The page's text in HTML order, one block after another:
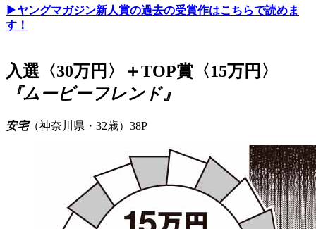
▶ヤングマガジン新人賞の過去の受賞作はこちらで読めま
す！
入選〈30万円〉＋TOP賞〈15万円〉
『ムービーフレンド』
安宅（神奈川県・32歳）38P